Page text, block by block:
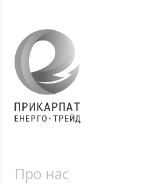
Про нас